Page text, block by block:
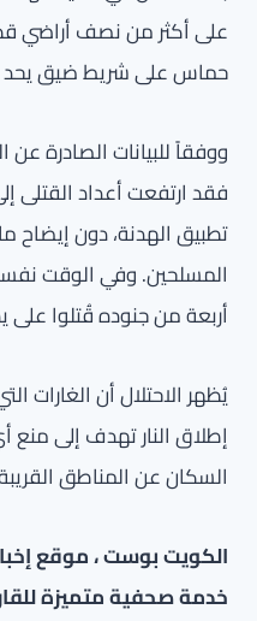
على أكثر من نصف أراضي
حماس على شريط ضيق يحد
ووفقاً للبيانات الصادرة
تطبيق الهدنة، دون إيضاح
المسلحين. وفي الوقت
أربعة من جنوده قُتلوا
يُظهر الاحتلال أن الغارات
إطلاق النار تهدف إلى
السكان عن المناطق
الكويت بوست ، موقع
خدمة صحفية متميزة